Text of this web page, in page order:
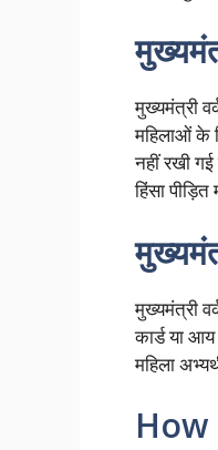
मुख्यमंत्री
महिलाओं के
नहीं रखी
हिंसा
मुख्यमंत्री
कार्ड या
महिला